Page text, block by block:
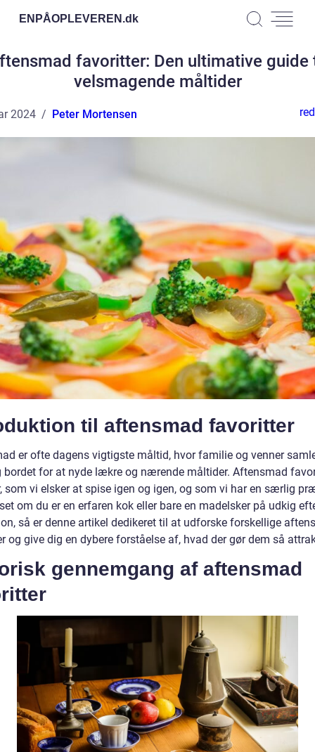
ENPÅOPLEVEREN.dk
favoritter: Den ultimative guide
velsmagende måltider
2024 Peter Mortensen
til aftensmad favoritter
er ofte dagens vigtigste måltid, hvor familie og venner
bordet for at nyde lækre og nærende måltider. Aftensmad
som vi elsker at spise igen og igen, og som vi har en særlig
om du er en erfaren kok eller bare en madelsker på udkig
så er denne artikel dedikeret til at udforske forskellige
og give dig en dybere forståelse af, hvad der gør dem så
gennemgang af aftensmad